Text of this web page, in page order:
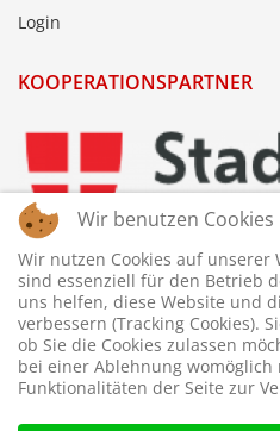
Login
KOOPERATIONSPARTNER
Wir benutzen Cookies
Wir nutzen Cookies auf unserer
sind essenziell für den Betrieb
uns helfen, diese Website und
verbessern (Tracking Cookies).
ob Sie die Cookies zulassen
bei einer Ablehnung
Funktionalitäten der Seite zur